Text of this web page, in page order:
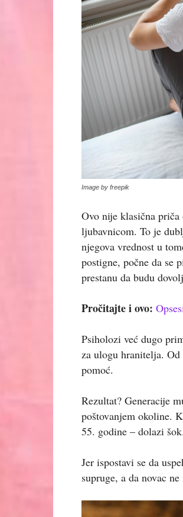
Image by freepik
Ovo nije klasična
ljubavnicom. To je
njegova vrednost u
postigne, počne da se
prestanu da budu
Pročitajte i ovo:
Psiholozi već dugo
za ulogu hranitelja.
pomoć.
Rezultat? Generacije
poštovanjem okoline.
55. godine – dolazi šok.
Jer ispostavi se da
supruge, a da novac